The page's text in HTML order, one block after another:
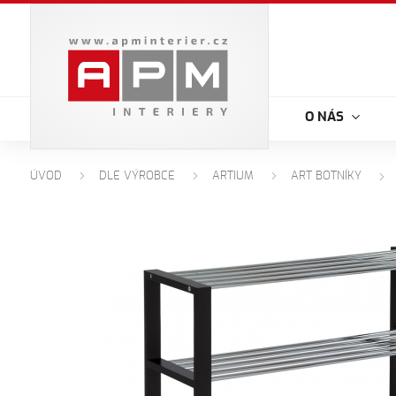
O NÁS
ÚVOD DLE VÝROBCE ARTIUM ART BOTNÍKY